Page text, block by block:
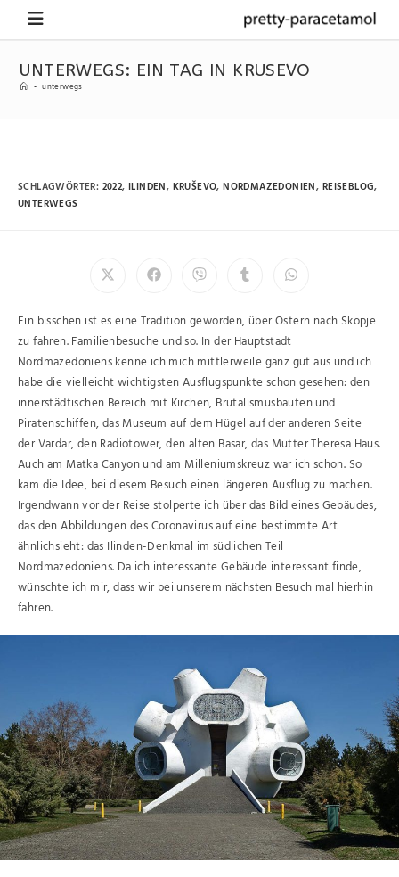
UNTERWEGS: EIN TAG IN KRUSEVO
- unterwegs
SCHLAGWÖRTER: 2022, ILINDEN, KRUŠEVO, NORDMAZEDONIEN, REISEBLOG,
UNTERWEGS
Ein bisschen ist es eine Tradition geworden, über Ostern nach Skopje
zu fahren. Familienbesuche und so. In der Hauptstadt
Nordmazedoniens kenne ich mich mittlerweile ganz gut aus und ich
habe die vielleicht wichtigsten Ausflugspunkte schon gesehen: den
innerstädtischen Bereich mit Kirchen, Brutalismusbauten und
Piratenschiffen, das Museum auf dem Hügel auf der anderen Seite
der Vardar, den Radiotower, den alten Basar, das Mutter Theresa Haus.
Auch am Matka Canyon und am Milleniumskreuz war ich schon. So
kam die Idee, bei diesem Besuch einen längeren Ausflug zu machen.
Irgendwann vor der Reise stolperte ich über das Bild eines Gebäudes,
das den Abbildungen des Coronavirus auf eine bestimmte Art
ähnlichsieht: das Ilinden-Denkmal im südlichen Teil
Nordmazedoniens. Da ich interessante Gebäude interessant finde,
wünschte ich mir, dass wir bei unserem nächsten Besuch mal hierhin
fahren.